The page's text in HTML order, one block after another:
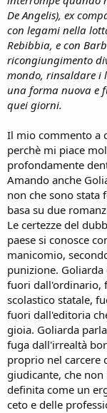
n
e
De Angelis), ex
con legami nella
Rebibbia, e con
ricongiungimento
mondo, rinsaldare i
una forma nuova e
quei giorni.
Il mio commento a
perchè mi piace
profondamente
Amando anche
non che sono stata
basa su due
Le certezze del
paese si conosce
manicomio,
punizione.
fuori dall'ordinario,
scolastico statale,
fuori dall'editoria
gioia. Goliarda
fuga dall'irrealtà
proprio nel carcere
giudicante, che
definita come un
ceto e delle